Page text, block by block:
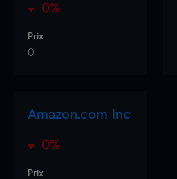
0%
Prix
0
Amazon.com Inc
0%
Prix